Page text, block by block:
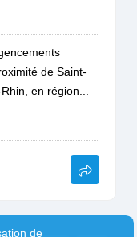
de Saint-
en région...
de